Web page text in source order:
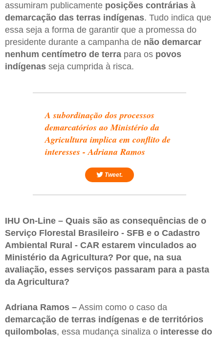
assumiram publicamente posições contrárias à
demarcação das terras indígenas. Tudo indica que
essa seja a forma de garantir que a promessa do
presidente durante a campanha de não demarcar
nenhum centímetro de terra para os povos
indígenas seja cumprida à risca.
A subordinação dos processos
demarcatórios ao Ministério da
Agricultura implica em conflito de
interesses - Adriana Ramos
Tweet.
IHU On-Line – Quais são as consequências de o
Serviço Florestal Brasileiro - SFB e o Cadastro
Ambiental Rural - CAR estarem vinculados ao
Ministério da Agricultura? Por que, na sua
avaliação, esses serviços passaram para a pasta
da Agricultura?
Adriana Ramos – Assim como o caso da
demarcação de terras indígenas e de territórios
quilombolas, essa mudança sinaliza o interesse do